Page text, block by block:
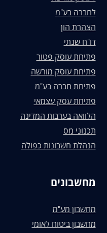
לחברה בע"מ
הצהרת הון
דו"ח שנתי
פתיחת עוסק פטור
פתיחת עוסק מורשה
פתיחת חברה בע"מ
פתיחת עסק עצמאי
הלוואה בערבות המדינה
תכנוני מס
הנהלת חשבונות כפולה
מחשבונים
מחשבון מע"מ
מחשבון ביטוח לאומי